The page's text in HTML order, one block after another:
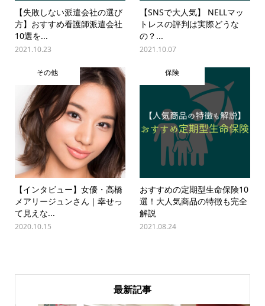
【失敗しない派遣会社の選び
方】おすすめ看護師派遣会社
10選を...
2021.10.23
【SNSで大人気】 NELLマッ
トレスの評判は実際どうな
の？...
2021.10.07
その他
【インタビュー】女優・高橋
メアリージュンさん｜幸せっ
て見えな...
2020.10.15
保険
おすすめの定期型生命保険10
選！大人気商品の特徴も完全
解説
2021.08.24
最新記事